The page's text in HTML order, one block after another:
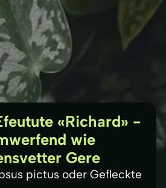
«Richard» -
wie
Gere
pictus oder Gefleckte